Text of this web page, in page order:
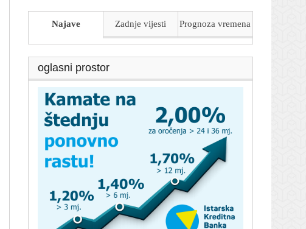
Najave Zadnje vijesti Prognoza vremena
oglasni prostor